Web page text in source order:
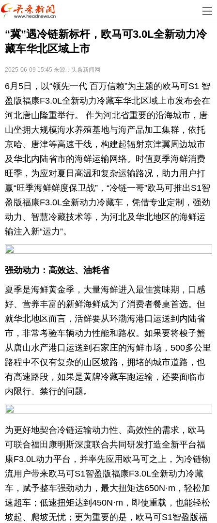
首
页
娱
乐
科
地
产
汽
车
育
健
活
时
育
育
儿
旅
戏
快
讯
财
化
“冀”遇冷链新标杆，欧马可3.0L全新动力冷
藏车华北区域上市
2025-06-09 15:45 来源： 头条新闻网
6月5日，以“领先一代 百万信赖”为主题的欧马可S1 智
盈版福康F3.0L全新动力冷藏车华北区域上市发布会在
河北唐山隆重举行。 作为河北省重要的沿海城市，唐
山坐拥大规模海水养殖基地与海产品加工集群，依托
京哈、唐津等高速干线，构建起辐射京津冀周边城市
及华北内陆省市的海鲜运输网络。时值夏季海鲜消费
旺季，为应对夏日高温和复杂运输路况，助力用户打
赢“旺季海鲜鲜度保卫战”，“冷链一哥”欧马可推出S1智
盈版福康F3.0L全新动力冷藏车，凭借专业定制，强劲
动力、智慧冷藏技术等，为河北及华北地区的海鲜运
输注入新“运力”。
强劲动力：高效达、油耗省
夏季是海鲜黄金季，大量海鲜进入最佳赏味期，口感
好、营养丰富的新鲜海鲜成为了消费者餐桌首选。但
就华北地区而言，活鲜要从环渤海港口运送到内陆省
市，非常考验车辆动力性能和路权。如果要将梭子蟹
从唐山水产港口运送到石家庄的海鲜市场，500多公里
路程中不仅有复杂的山区坡路，拥堵的城市道路，也
有高速路段，如果是黄牌冷藏车跑运输，还要面临市
内限行、禁行的问题。
为更好地契合冷链运输动力性、高效性的需求，欧马
可联合福田康明斯深度联合共同研发打造全新平台福
康F3.0L动力平台，并率先应用欧马可之上，为冷链物
流用户带来欧马可S1智盈版福康F3.0L全新动力冷藏
车，赋予整车强劲动力，最大扭矩达650N·m，轻松加
速超车；低速扭矩达到450N·m，即使重载，也能轻松
坡起、爬坡无忧；更为重要的是，欧马可S1智盈版福